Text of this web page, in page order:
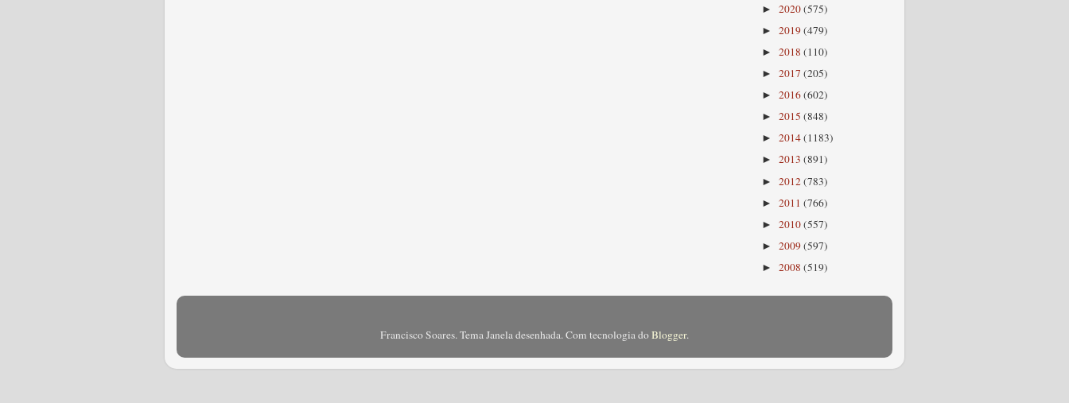
► 2020(575)
► 2019(479)
► 2018 (110)
► 2017 (205)
► 2016(602)
► 2015 (848)
► 2014(1183)
► 2013 (891)
► 2012(783)
► 2011 (766)
► 2010(557)
► 2009(597)
► 2008 (519)
Francisco Soares. Tema Janela desenhada. Com tecnologia doBlogger.